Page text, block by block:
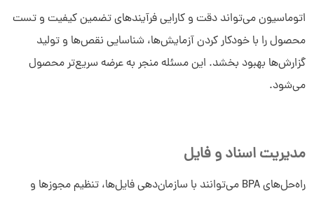
اتوماسیون می‌تواند دقت و کارایی فرآیندهای تضمین کیفیت و تست
محصول را با خودکار کردن آزمایش‌ها، شناسایی نقص‌ها و تولید
گزارش‌ها بهبود بخشد. این مسئله منجر به عرضه سریع‌تر محصول
می‌شود.
مدیریت اسناد و فایل
راه‌حل‌های BPA می‌توانند با سازمان‌دهی فایل‌ها، تنظیم مجوزها و